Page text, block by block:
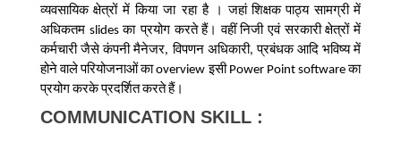
व्यवसायिक क्षेत्रों में किया जा रहा है । जहां शिक्षक पाठ्य सामग्री में
अधिकतम slidesका प्रयोग करते हैं। वहीं निजी एवं सरकारी क्षेत्रों में
कर्मचारी जैसे कंपनी मैनेजर,विपणन अधिकारी,प्रबंधक आदि भविष्य में
होनेवाले परियोजनाओंकाoverviewइसीPower Point softwareका
प्रयोगकरकेप्रदर्शितकरतेहैं।
COMMUNICATION SKILL :